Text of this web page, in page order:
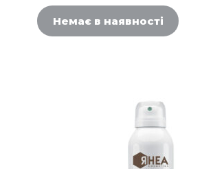
Немає в наявності